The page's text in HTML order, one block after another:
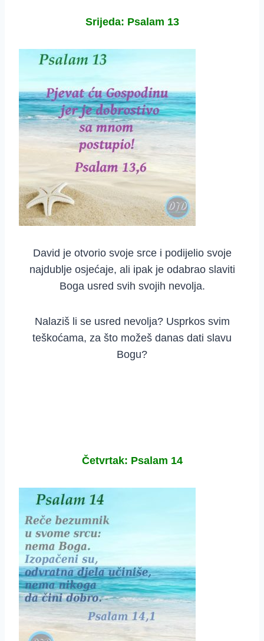
Srijeda: Psalam 13
David je otvorio svoje srce i podijelio svoje
najdublje osjećaje, ali ipak je odabrao slaviti
Boga usred svih svojih nevolja.
Nalaziš li se usred nevolja? Usprkos svim
teškoćama, za što možeš danas dati slavu
Bogu?
Četvrtak: Psalam 14